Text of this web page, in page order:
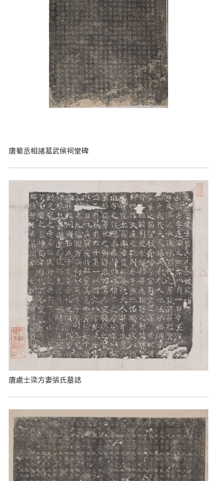
唐蜀丞相諸葛武侯祠堂碑
唐處士梁方妻張氏墓誌